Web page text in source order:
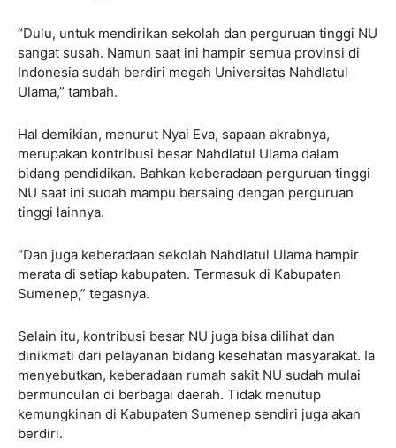
“Dulu, untuk mendirikan sekolah dan perguruan tinggi NU
sangat susah. Namun saat ini hampir semua provinsi di
Indonesia sudah berdiri megah Universitas Nahdlatul
Ulama,” tambah.
Hal demikian, menurut Nyai Eva, sapaan akrabnya,
merupakan kontribusi besar Nahdlatul Ulama dalam
bidang pendidikan. Bahkan keberadaan perguruan tinggi
NU saat ini sudah mampu bersaing dengan perguruan
tinggi lainnya.
“Dan juga keberadaan sekolah Nahdlatul Ulama hampir
merata di setiap kabupaten. Termasuk di Kabupaten
Sumenep,” tegasnya.
Selain itu, kontribusi besar NU juga bisa dilihat dan
dinikmati dari pelayanan bidang kesehatan masyarakat. Ia
menyebutkan, keberadaan rumah sakit NU sudah mulai
bermunculan di berbagai daerah. Tidak menutup
kemungkinan di Kabupaten Sumenep sendiri juga akan
berdiri.